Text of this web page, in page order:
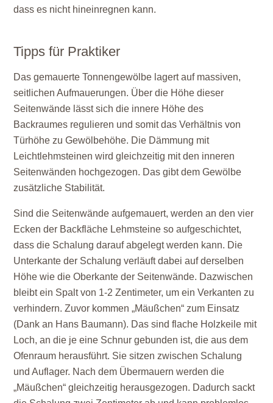
dass es nicht hineinregnen kann.
Tipps für Praktiker
Das gemauerte Tonnengewölbe lagert auf massiven,
seitlichen Aufmauerungen. Über die Höhe dieser
Seitenwände lässt sich die innere Höhe des
Backraumes regulieren und somit das Verhältnis von
Türhöhe zu Gewölbehöhe. Die Dämmung mit
Leichtlehmsteinen wird gleichzeitig mit den inneren
Seitenwänden hochgezogen. Das gibt dem Gewölbe
zusätzliche Stabilität.
Sind die Seitenwände aufgemauert, werden an den vier
Ecken der Backfläche Lehmsteine so aufgeschichtet,
dass die Schalung darauf abgelegt werden kann. Die
Unterkante der Schalung verläuft dabei auf derselben
Höhe wie die Oberkante der Seitenwände. Dazwischen
bleibt ein Spalt von 1-2 Zentimeter, um ein Verkanten zu
verhindern. Zuvor kommen „Mäußchen“ zum Einsatz
(Dank an Hans Baumann). Das sind flache Holzkeile mit
Loch, an die je eine Schnur gebunden ist, die aus dem
Ofenraum herausführt. Sie sitzen zwischen Schalung
und Auflager. Nach dem Übermauern werden die
„Mäußchen“ gleichzeitig herausgezogen. Dadurch sackt